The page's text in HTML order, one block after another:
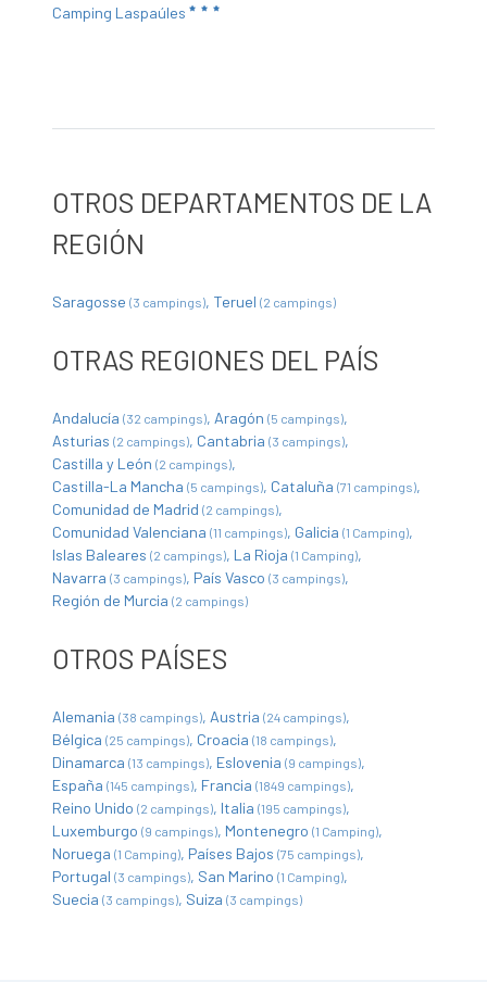
Camping Laspaúles
OTROS DEPARTAMENTOS DE LA
REGIÓN
Saragosse (3 campings) Teruel (2 campings)
OTRAS REGIONES DEL PAÍS
Andalucía (32 campings) Aragón (5 campings)
Asturias (2 campings) Cantabria (3 campings)
Castilla y León (2 campings)
Castilla-La Mancha (5 campings) Cataluña (71 campings)
Comunidad de Madrid (2 campings)
Comunidad Valenciana (11 campings) Galicia (1 Camping)
Islas Baleares (2 campings) La Rioja (1 Camping)
Navarra (3 campings) País Vasco (3 campings)
Región de Murcia (2 campings)
OTROS PAÍSES
Alemania (38 campings) Austria (24 campings)
Bélgica (25 campings) Croacia (18 campings)
Dinamarca (13 campings) Eslovenia (9 campings)
España (145 campings) Francia (1849 campings)
Reino Unido (2 campings) Italia (195 campings)
Luxemburgo (9 campings) Montenegro (1 Camping)
Noruega (1 Camping) Países Bajos (75 campings)
Portugal (3 campings) San Marino (1 Camping)
Suecia (3 campings) Suiza (3 campings)